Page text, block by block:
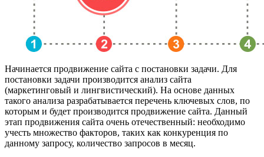
Начинается продвижение сайта с постановки задачи. Для
постановки задачи производится анализ сайта
(маркетинговый и лингвистический). На основе данных
такого анализа разрабатывается перечень ключевых слов, по
которым и будет производится продвижение сайта. Данный
этап продвижения сайта очень отечественный: необходимо
учесть множество факторов, таких как конкуренция по
данному запросу, количество запросов в месяц.